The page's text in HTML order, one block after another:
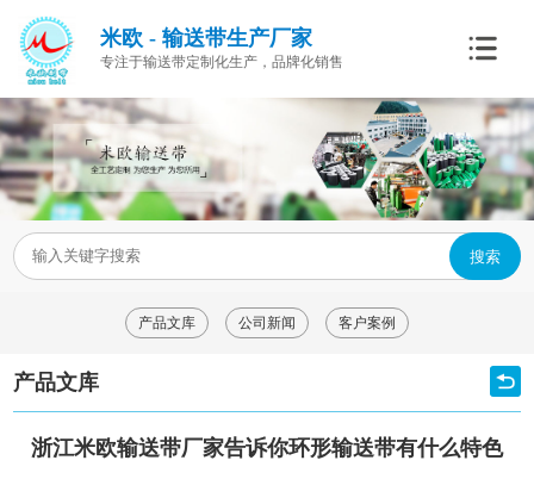
米欧 - 输送带生产厂家
专注于输送带定制化生产，品牌化销售
搜索
产品文库 公司新闻 客户案例
产品文库
浙江米欧输送带厂家告诉你环形输送带有什么特色